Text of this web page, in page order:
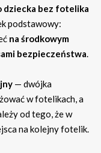
dziecka bez fotelika
podstawowy:
na środkowym
bezpieczeństwa.
— dwójka
w fotelikach, a
od tego, że w
na kolejny fotelik.